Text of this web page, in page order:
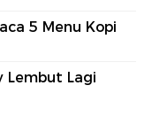
5 Menu Kopi
Lembut Lagi